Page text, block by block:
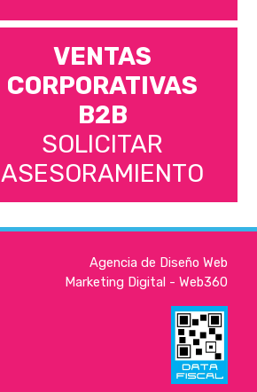
VENTAS
CORPORATIVAS
B2B
SOLICITAR
ASESORAMIENTO
Agencia de Diseño Web
Marketing Digital - Web360